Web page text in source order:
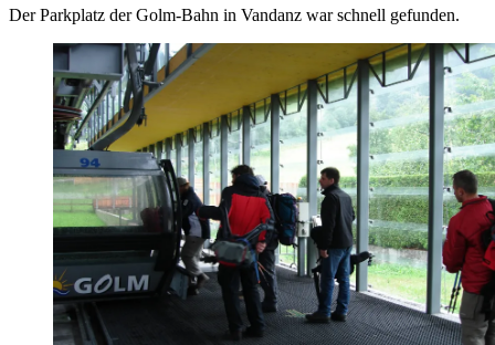
Der Parkplatz der Golm-Bahn in Vandanz war schnell gefunden.